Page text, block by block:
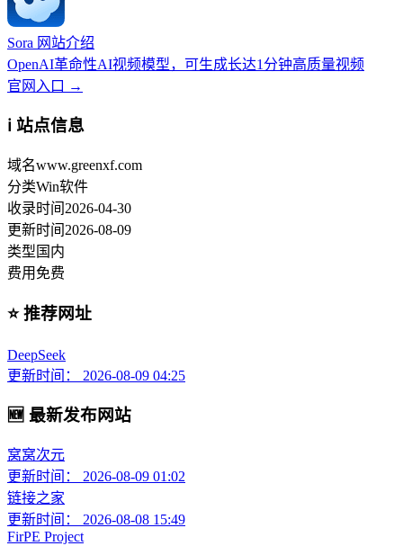
Sora 网站介绍
OpenAI革命性AI视频模型，可生成长达1分钟高质量视频
官网入口 →
ℹ️ 站点信息
域名www.greenxf.com
分类Win软件
收录时间 2026-04-30
更新时间 2026-08-09
类型 国内
费用 免费
⭐ 推荐网址
DeepSeek
更新时间： 2026-08-09 04:25
🆕 最新发布网站
窝窝次元
更新时间： 2026-08-09 01:02
链接之家
更新时间： 2026-08-08 15:49
FirPE Project